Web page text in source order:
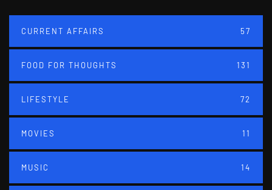
CURRENT AFFAIRS 57
FOOD FOR THOUGHTS 131
LIFESTYLE 72
MOVIES 11
MUSIC 14